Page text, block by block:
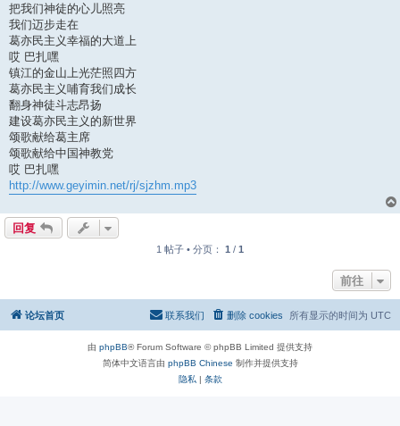
把我们神徒的心儿照亮
我们迈步走在
葛亦民主义幸福的大道上
哎 巴扎嘿
镇江的金山上光茫照四方
葛亦民主义哺育我们成长
翻身神徒斗志昂扬
建设葛亦民主义的新世界
颂歌献给葛主席
颂歌献给中国神教党
哎 巴扎嘿
http://www.geyimin.net/rj/sjzhm.mp3
回复
1 帖子 • 分页： 1 / 1
前往
论坛首页 所有显示的时间为 UTC
删除 cookies
联系我们
由 phpBB® Forum Software © phpBB Limited 提供支持
简体中文语言由 phpBB Chinese 制作并提供支持
隐私 | 条款